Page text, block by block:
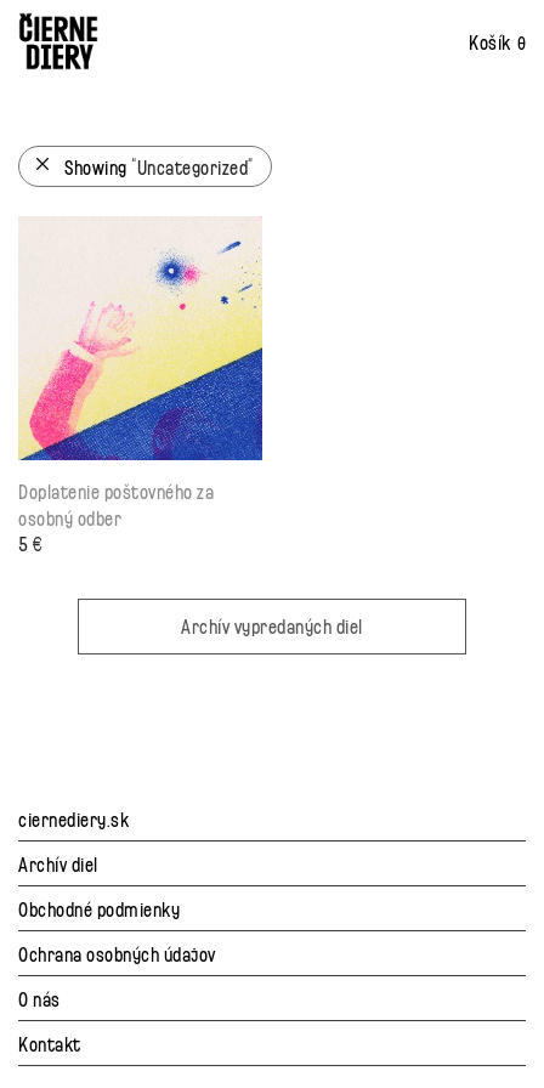
0
Showing “Uncategorized”
Doplatenie poštovného za
osobný odber
5 €
Archív vypredaných diel
ciernediery.sk
Archív diel
Obchodné podmienky
Ochrana osobných údajov
O nás
Kontakt